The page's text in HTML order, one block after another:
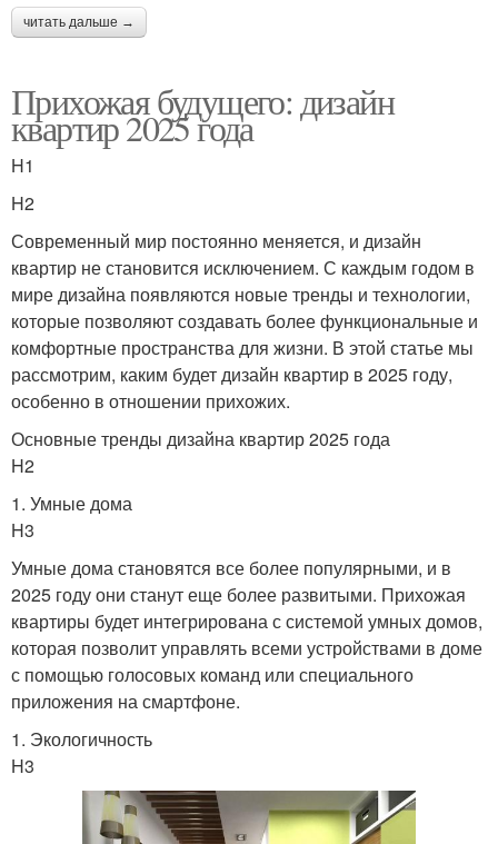
читать дальше →
Прихожая будущего: дизайн
квартир 2025 года
H1
H2
Современный мир постоянно меняется, и дизайн
квартир не становится исключением. С каждым годом в
мире дизайна появляются новые тренды и технологии,
которые позволяют создавать более функциональные и
комфортные пространства для жизни. В этой статье мы
рассмотрим, каким будет дизайн квартир в 2025 году,
особенно в отношении прихожих.
Основные тренды дизайна квартир 2025 года
H2
1. Умные дома
H3
Умные дома становятся все более популярными, и в
2025 году они станут еще более развитыми. Прихожая
квартиры будет интегрирована с системой умных домов,
которая позволит управлять всеми устройствами в доме
с помощью голосовых команд или специального
приложения на смартфоне.
1. Экологичность
H3